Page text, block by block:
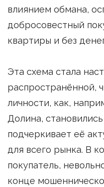
влиянием обмана,
добросовестный
квартиры и без
Эта схема стала
распространённой,
личности, как,
Долина,
подчеркивает её
для всего рынка. В
покупатель,
конце